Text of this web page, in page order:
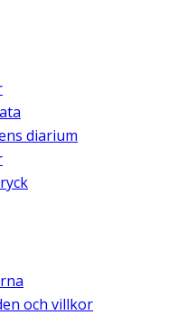
diarium
och villkor